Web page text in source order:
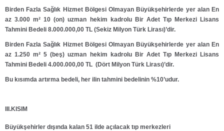
Birden Fazla Sağlık Hizmet Bölgesi Olmayan Büyükşehirlerde yer alan En
az 3.000 m² 10 (on) uzman hekim kadrolu
Bir Adet Tıp Merkezi Lisans
Tahmini Bedeli 8.000.000,00 TL (Sekiz Milyon Türk Lirası)’dir.
Birden Fazla Sağlık Hizmet Bölgesi Olmayan Büyükşehirlerde yer alan En
az 1.250 m² 5 (beş) uzman hekim kadrolu
Bir Adet Tıp Merkezi Lisans
Tahmini Bedeli 4.000.000,00 TL (Dört Milyon Türk Lirası)’dir.
Bu kısımda artırma bedeli, her ilin tahmini bedelinin %10’udur.
III.KISIM
Büyükşehirler dışında kalan 51 ilde açılacak tıp merkezleri